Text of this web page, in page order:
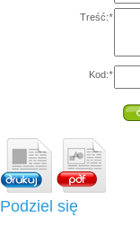
Treść:*
Kod:*
Podziel się